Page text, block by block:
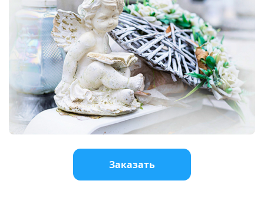
Интерьерная печать
Фотоподарки
Багетная мастерская
Полиграфия
Услуги и сервис
Заказать